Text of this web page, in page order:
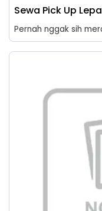
Sewa Pick Up
Pernah nggak sih